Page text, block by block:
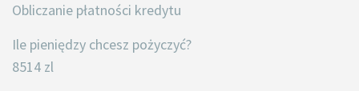
Obliczanie płatności kredytu
Ile pieniędzy chcesz pożyczyć?
8514 zl